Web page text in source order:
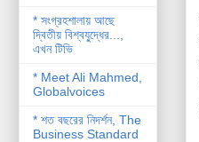
* সংগ্রহশালায় আছে
দ্বিতীয় বিশ্বযু্দ্ধের...,
এখন টিভি
* Meet Ali Mahmed,
Globalvoices
* শত বছরের নিদর্শন, The
Business Standard